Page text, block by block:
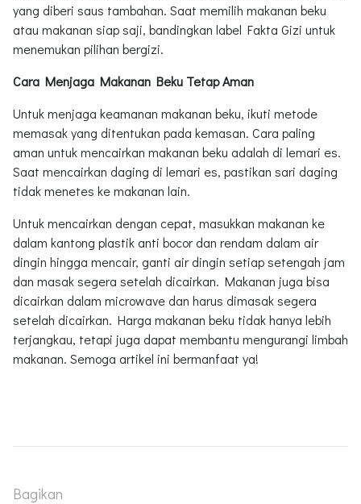
yang diberi saus tambahan. Saat memilih makanan beku
atau makanan siap saji, bandingkan label Fakta Gizi untuk
menemukan pilihan bergizi.
Cara Menjaga Makanan Beku Tetap Aman
Untuk menjaga keamanan makanan beku, ikuti metode
memasak yang ditentukan pada kemasan. Cara paling
aman untuk mencairkan makanan beku adalah di lemari es.
Saat mencairkan daging di lemari es, pastikan sari daging
tidak menetes ke makanan lain.
Untuk mencairkan dengan cepat, masukkan makanan ke
dalam kantong plastik anti bocor dan rendam dalam air
dingin hingga mencair, ganti air dingin setiap setengah jam
dan masak segera setelah dicairkan. Makanan juga bisa
dicairkan dalam microwave dan harus dimasak segera
setelah dicairkan. Harga makanan beku tidak hanya lebih
terjangkau, tetapi juga dapat membantu mengurangi limbah
makanan. Semoga artikel ini bermanfaat ya!
Bagikan